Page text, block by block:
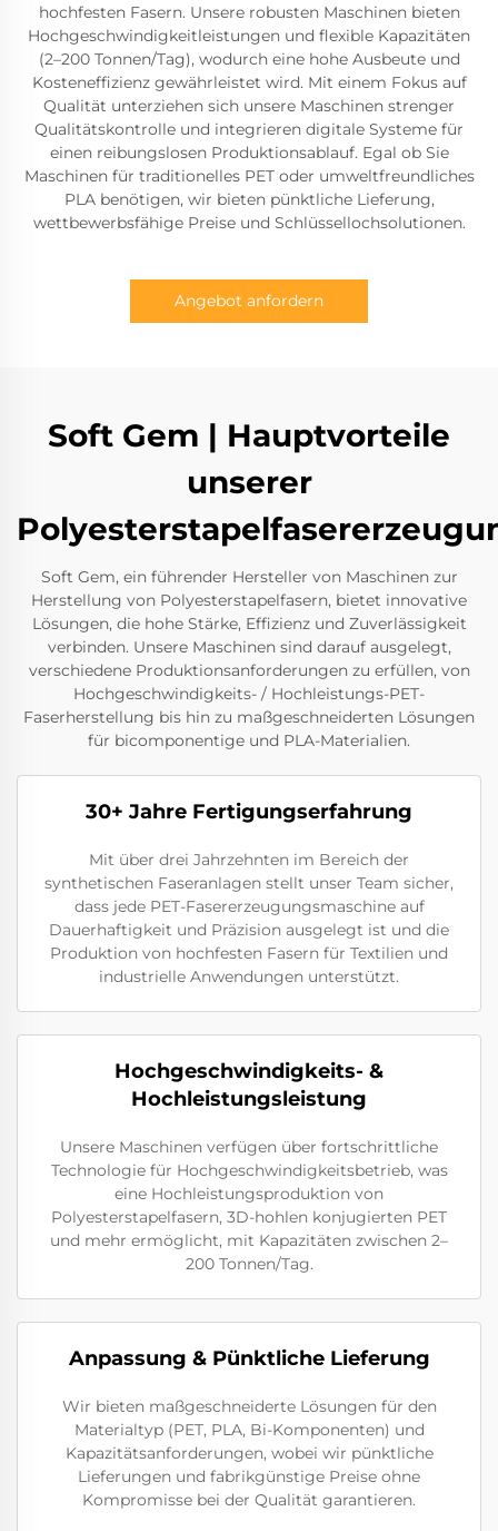
hochfesten Fasern. Unsere robusten Maschinen bieten
Hochgeschwindigkeitleistungen und flexible Kapazitäten
(2–200 Tonnen/Tag), wodurch eine hohe Ausbeute und
Kosteneffizienz gewährleistet wird. Mit einem Fokus auf
Qualität unterziehen sich unsere Maschinen strenger
Qualitätskontrolle und integrieren digitale Systeme für
einen reibungslosen Produktionsablauf. Egal ob Sie
Maschinen für traditionelles PET oder umweltfreundliches
PLA benötigen, wir bieten pünktliche Lieferung,
wettbewerbsfähige Preise und Schlüssellochsolutionen.
Angebot anfordern
Soft Gem | Hauptvorteile
unserer
Soft Gem, ein führender Hersteller von Maschinen zur
Herstellung von Polyesterstapelfasern, bietet innovative
Lösungen, die hohe Stärke, Effizienz und Zuverlässigkeit
verbinden. Unsere Maschinen sind darauf ausgelegt,
verschiedene Produktionsanforderungen zu erfüllen, von
Hochgeschwindigkeits- / Hochleistungs-PET-
Faserherstellung bis hin zu maßgeschneiderten Lösungen
für bicomponentige und PLA-Materialien.
30+ Jahre Fertigungserfahrung
Mit über drei Jahrzehnten im Bereich der
synthetischen Faseranlagen stellt unser Team sicher,
dass jede PET-Fasererzeugungsmaschine auf
Dauerhaftigkeit und Präzision ausgelegt ist und die
Produktion von hochfesten Fasern für Textilien und
industrielle Anwendungen unterstützt.
Hochgeschwindigkeits- &
Hochleistungsleistung
Unsere Maschinen verfügen über fortschrittliche
Technologie für Hochgeschwindigkeitsbetrieb, was
eine Hochleistungsproduktion von
Polyesterstapelfasern, 3D-hohlen konjugierten PET
und mehr ermöglicht, mit Kapazitäten zwischen 2–
200 Tonnen/Tag.
Anpassung & Pünktliche Lieferung
Wir bieten maßgeschneiderte Lösungen für den
Materialtyp (PET, PLA, Bi-Komponenten) und
Kapazitätsanforderungen, wobei wir pünktliche
Lieferungen und fabrikgünstige Preise ohne
Kompromisse bei der Qualität garantieren.